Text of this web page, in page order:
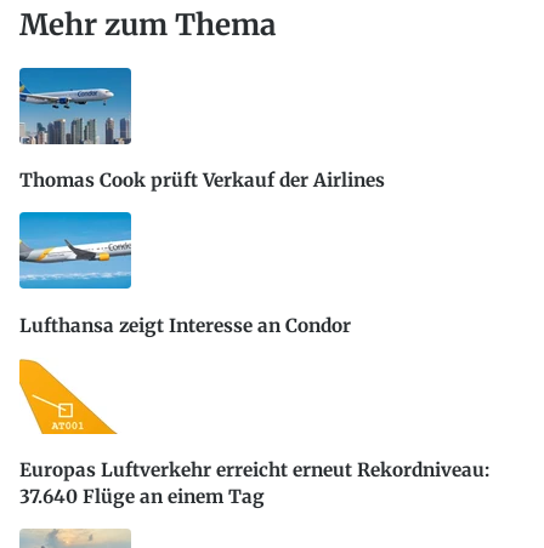
Mehr zum Thema
Thomas Cook prüft Verkauf der Airlines
Lufthansa zeigt Interesse an Condor
Europas Luftverkehr erreicht erneut Rekordniveau:
37.640 Flüge an einem Tag